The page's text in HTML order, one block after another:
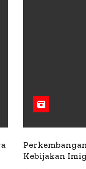
Kebijakan